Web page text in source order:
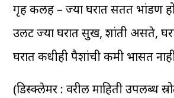
गृह कलह – ज्या घरात सतत भांडण
उलट ज्या घरात सुख, शांती असते,
घरात कधीही पैशांची कमी भासत
(डिस्क्लेमर : वरील माहिती उपलब्ध